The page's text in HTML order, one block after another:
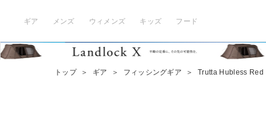
ギア メンズ ウィメンズ キッズ フード
トップ ＞ ギア ＞ フィッシングギア ＞ Trutta Hubless Red